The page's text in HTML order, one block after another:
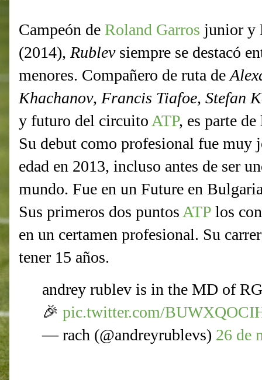
Campeón de Roland Garros junior y
(2014), Rublevsiempre se destacó
menores. Compañero de ruta de
Khachanov, Francis Tiafoe, Stefan
y futuro del circuito ATP, es parte
Su debut como profesional fue muy
edad en 2013, incluso antes de ser
mundo. Fue en un Future en
Sus primeros dos puntos ATP los
en un certamen profesional. Su
tener 15 años.
andrey rublev is in the MD of
🎉 pic.twitter.com/
— rach (@andreyrublevs) 26 de